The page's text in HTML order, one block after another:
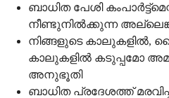
ബാധിത പേശി
നീണ്ടുനില്‍ക്കുന്ന
നിങ്ങളുടെ കാലുകളില്‍,
കാലുകളില്‍ കടുപ്പമോ
അനുഭൂതി
ബാധിത പ്രദേശത്ത്